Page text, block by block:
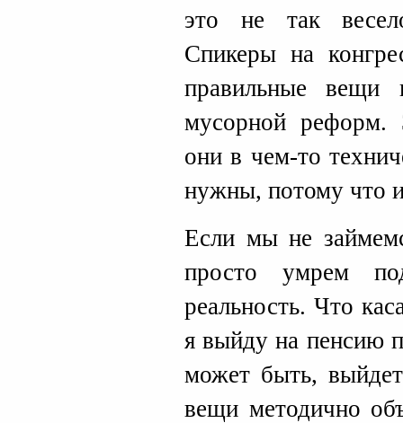
это не так
Спикеры на
правильные вещи
мусорной
они в чем-то
нужны, потому что
Если мы не
просто умрем
реальность. Что
я выйду на пенсию
может быть,
вещи методично